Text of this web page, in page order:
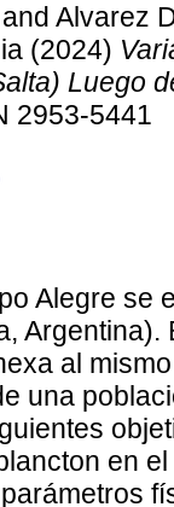
and Alvarez
(2024)
Luego
2953-5441
Alegre se
al
una
en